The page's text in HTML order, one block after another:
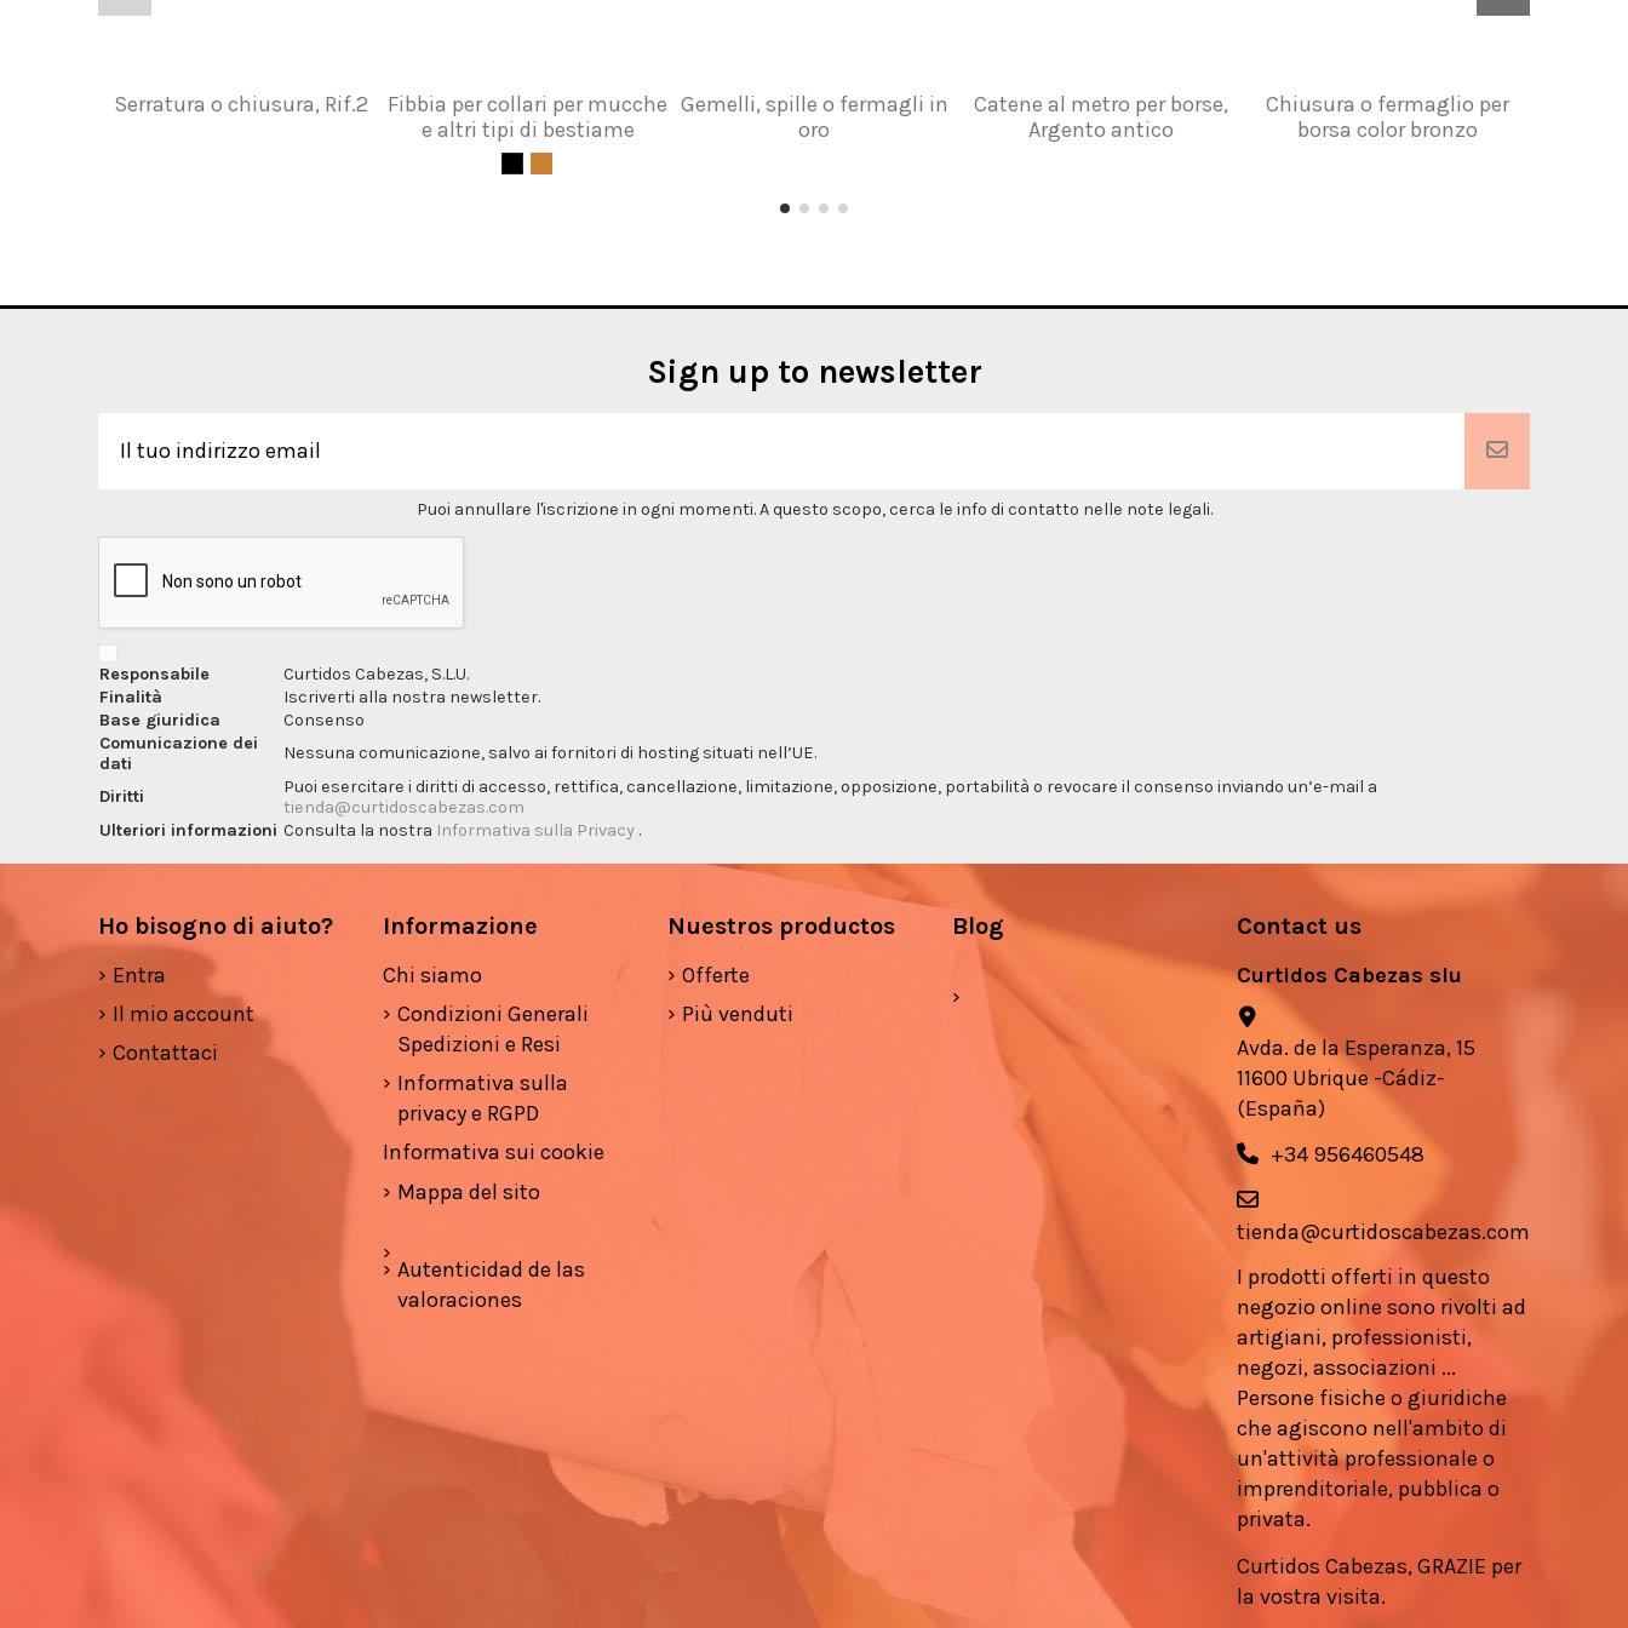
Serratura o chiusura, Rif.2
Fibbia per collari per mucche
e altri tipi di bestiame
Gemelli, spille o fermagli in
oro
Catene al metro per borse,
Argento antico
Chiusura o fermaglio per
borsa color bronzo
Sign up to newsletter
Puoi annullare l'iscrizione in ogni momenti. A questo scopo, cerca le info di contatto nelle note legali.
Responsabile
Curtidos Cabezas, S.L.U.
Finalità
Iscriverti alla nostra newsletter.
Base giuridica
Consenso
Comunicazione dei
dati
Nessuna comunicazione, salvo ai fornitori di hosting situati nell’UE.
Diritti
Puoi esercitare i diritti di accesso, rettifica, cancellazione, limitazione, opposizione, portabilità o revocare il consenso inviando un’e-mail a
tienda@curtidoscabezas.com
Ulteriori informazioni Consulta la nostra Informativa sulla Privacy .
Ho bisogno di aiuto?
Entra
Il mio account
Contattaci
Informazione
Chi siamo
Condizioni Generali
Spedizioni e Resi
Informativa sulla
privacy e RGPD
Informativa sui cookie
Mappa del sito
Autenticidad de las
valoraciones
Nuestros productos
Offerte
Più venduti
Blog Contact us
Curtidos Cabezas slu
Avda. de la Esperanza, 15
11600 Ubrique -Cádiz-
(España)
+34 956460548
tienda@curtidoscabezas.com
I prodotti offerti in questo
negozio online sono rivolti ad
artigiani, professionisti,
negozi, associazioni ...
Persone fisiche o giuridiche
che agiscono nell'ambito di
un'attività professionale o
imprenditoriale, pubblica o
privata.
Curtidos Cabezas, GRAZIE per
la vostra visita.